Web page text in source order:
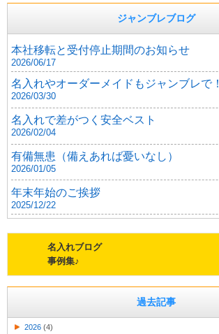
ジャンブレブログ
本社移転と受付停止期間のお知らせ
2026/06/17
名入れやオーダーメイドもジャンブレで！
2026/03/30
名入れで差がつく安全ベスト
2026/02/04
有備無患（備えあれば憂いなし）
2026/01/05
年末年始のご挨拶
2025/12/22
名入れブログ
事例集♪
過去記事
2026 (4)